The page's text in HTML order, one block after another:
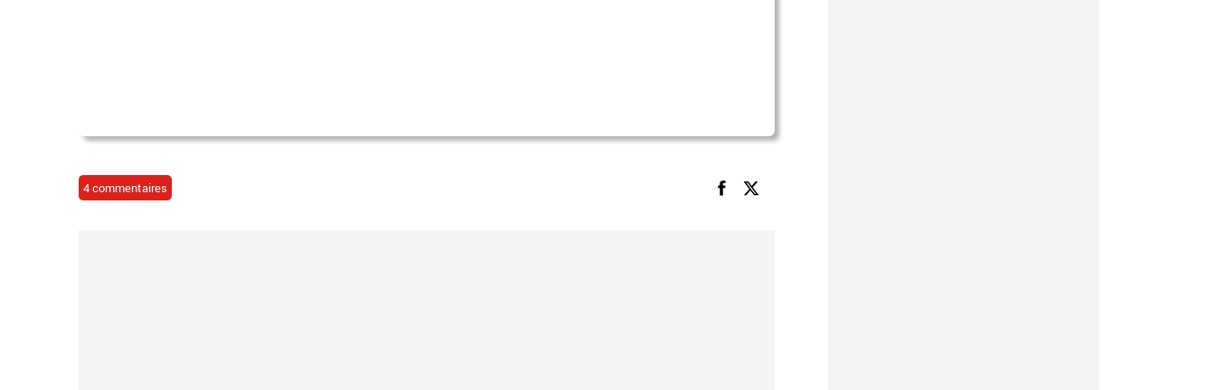
4 commentaires